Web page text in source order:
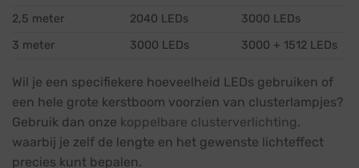
2,5 meter
2040 LEDs
3000 LEDs
3 meter
3000 LEDs 3000 + 1512 LEDs
Wil je een specifiekere hoeveelheid LEDs gebruiken of
een hele grote kerstboom voorzien van clusterlampjes?
Gebruik dan onze koppelbare clusterverlichting.
waarbij je zelf de lengte en het gewenste lichteffect
precies kunt bepalen.